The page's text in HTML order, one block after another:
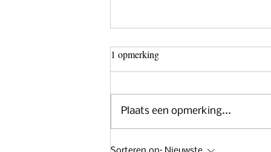
Recept: pasta alla gricia
1 opmerking
Plaats een opmerking...